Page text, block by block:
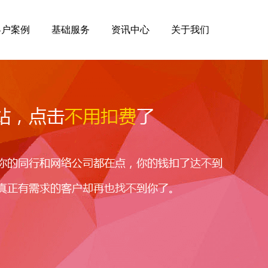
案例 基础服务 资讯中心 关于我们